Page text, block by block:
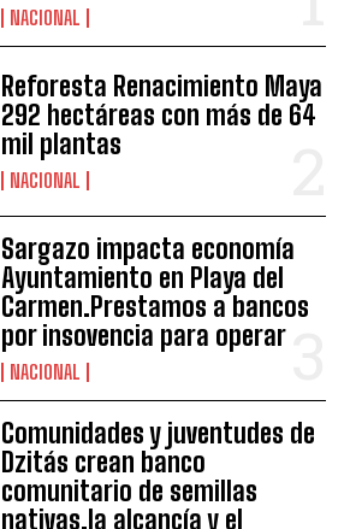
NACIONAL
Reforesta Renacimiento Maya
292 hectáreas con más de 64
mil plantas
NACIONAL
Sargazo impacta economía
Ayuntamiento en Playa del
Carmen.Prestamos a bancos
por insovencia para operar
NACIONAL
Comunidades y juventudes de
Dzitás crean banco
comunitario de semillas
nativas,la alcancía y el